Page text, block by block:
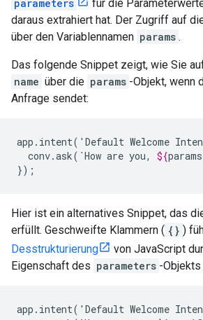
parameters
für die
daraus extrahiert hat. Der Zugriff auf
über den Variablennamen params .
Das folgende Snippet zeigt, wie Sie
name über die params -Objekt, wenn
Anfrage sendet:
app.intent('Default Welcome
conv.ask(`How are you, ${params
});
Hier ist ein alternatives Snippet, das
erfüllt. Geschweifte Klammern ( {} )
Desstrukturierung
von JavaScript
Eigenschaft des parameters -
app.intent('Default Welcome